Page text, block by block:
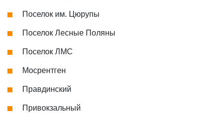
Поселок им. Цюрупы
Поселок Лесные Поляны
Поселок ЛМС
Мосрентген
Правдинский
Привокзальный